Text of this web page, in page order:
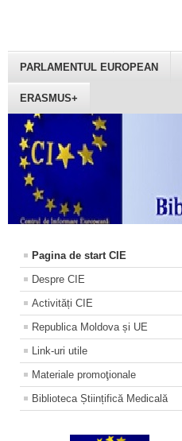
PARLAMENTUL EUROPEAN
ERASMUS+
Pagina de start CIE
Despre CIE
Activități CIE
Republica Moldova și UE
Link-uri utile
Materiale promoţionale
Biblioteca Științifică Medicală